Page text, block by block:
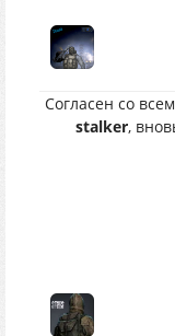
Согласен со
stalker,